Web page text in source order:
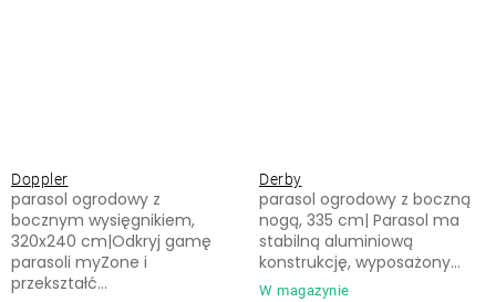
Doppler
parasol ogrodowy z
bocznym wysięgnikiem,
320x240 cm|Odkryj gamę
parasoli myZone i
przekształć...
Derby
W magazynie
parasol ogrodowy z boczną
nogą, 335 cm| Parasol ma
stabilną aluminiową
konstrukcję, wyposażony...